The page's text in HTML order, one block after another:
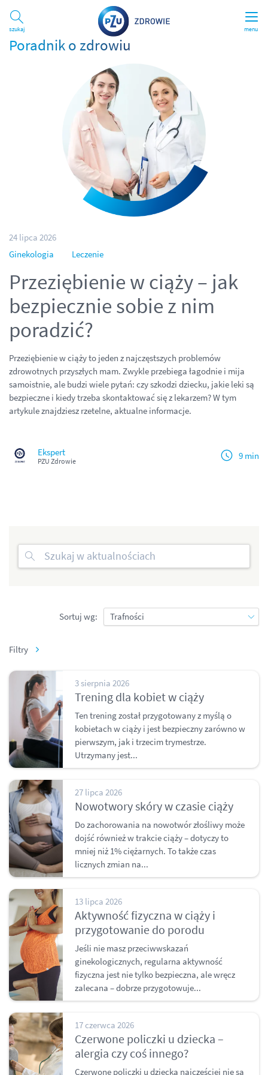
menu
Szukaj
Poradnik o zdrowiu
24 lipca 2026
Ginekologia
Leczenie
Przeziębienie w ciąży – jak
bezpiecznie sobie z nim
poradzić?
Przeziębienie w ciąży to jeden z najczęstszych problemów
zdrowotnych przyszłych mam. Zwykle przebiega łagodnie i mija
samoistnie, ale budzi wiele pytań: czy szkodzi dziecku, jakie leki są
bezpieczne i kiedy trzeba skontaktować się z lekarzem? W tym
artykule znajdziesz rzetelne, aktualne informacje.
Ekspert
PZU Zdrowie 9 min
Sortuj wg:
Filtry
3 sierpnia 2026
Trening dla kobiet w ciąży
Ten trening został przygotowany z myślą o
kobietach w ciąży i jest bezpieczny zarówno w
pierwszym, jak i trzecim trymestrze.
Utrzymany jest...
27 lipca 2026
Nowotwory skóry w czasie ciąży
Do zachorowania na nowotwór złośliwy może
dojść również w trakcie ciąży – dotyczy to
mniej niż 1% ciężarnych. To także czas
licznych zmian na...
13 lipca 2026
Aktywność fizyczna w ciąży i
przygotowanie do porodu
Jeśli nie masz przeciwwskazań
ginekologicznych, regularna aktywność
fizyczna jest nie tylko bezpieczna, ale wręcz
zalecana – dobrze przygotowuje...
17 czerwca 2026
Czerwone policzki u dziecka –
alergia czy coś innego?
Czerwone policzki u dziecka najczęściej nie są